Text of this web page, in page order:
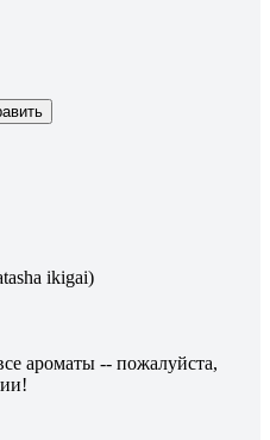
ikigai)
ароматы -- пожалуйста,